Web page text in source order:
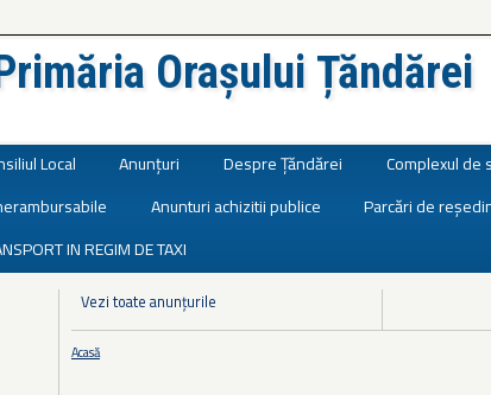
Orașului Țăndărei
Local Anunțuri Despre Țăndărei Complexul de
Anunturi achizitii publice Parcări de
IN REGIM DE TAXI
Vezi toate anunțurile
Eşti aici
Acasă